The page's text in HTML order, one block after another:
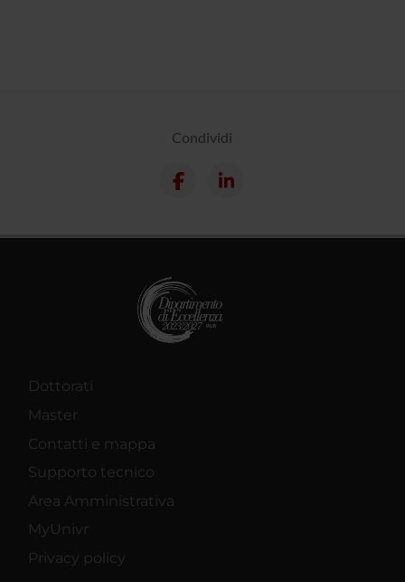
Condividi
Dottorati
Master
Contatti e mappa
Supporto tecnico
Area Amministrativa
MyUnivr
Privacy policy